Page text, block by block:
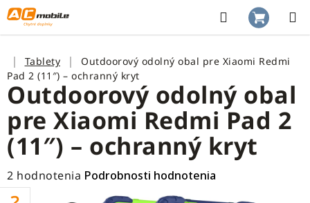
Prejsť
na
obsah
Hľadať
KOŠÍK
DomovTablety
Outdoorový odolný obal pre Xiaomi Redmi
Pad 2 (11″) – ochranný kryt
Outdoorový odolný obal
pre Xiaomi Redmi Pad 2
(11″) – ochranný kryt
Priemerné
hodnotenie
2 hodnotenia Podrobnosti hodnotenia